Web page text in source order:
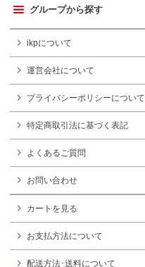
グループから探す
ikpについて
運営会社について
プライバシーポリシーについて
特定商取引法に基づく表記
よくあるご質問
お問い合わせ
カートを見る
お支払方法について
配送方法･送料について